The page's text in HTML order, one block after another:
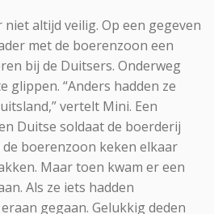
altijd veilig. Op een gegeven
met de boerenzoon een
bij de Duitsers. Onderweg
glippen. “Anders hadden ze
vertelt Mini. Een
Duitse soldaat de boerderij
de boerenzoon keken elkaar
Maar toen kwam er een
Als ze iets hadden
gegaan. Gelukkig deden